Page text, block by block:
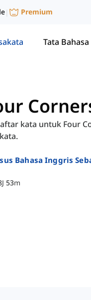
| Premium
Tata Bahasa
kata untuk Four
Bahasa Inggris
J 53m